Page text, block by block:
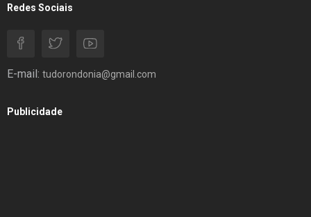
Redes Sociais
E-mail: tudorondonia@gmail.com
Publicidade